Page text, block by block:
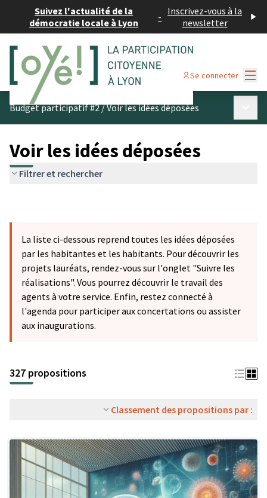
Suivez l'actualité de la
démocratie locale à Lyon
- Inscrivez-vous à la
newsletter
Se connecter
Budget participatif #2/Voir les idées déposées
Voir les idées déposées
Filtrer et rechercher
La liste ci-dessous reprend toutes les idées déposées
par les habitantes et les habitants. Pour découvrir les
projets lauréats, rendez-vous sur l'onglet "Suivre les
réalisations". Vous pourrez découvrir le travail des
agents à votre service. Enfin, restez connecté à
l'agenda pour participer aux concertations ou assister
aux inaugurations.
327 propositions
Classement des propositions par :